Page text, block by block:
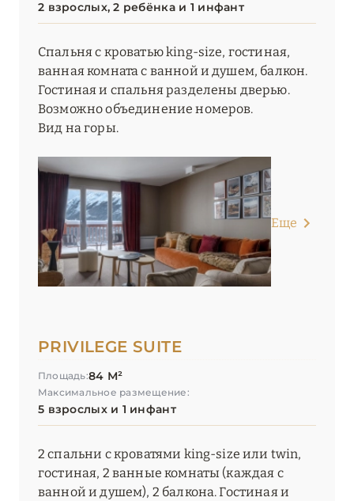
2 взрослых, 2 ребёнка и 1 инфант
Спальня с кроватью king-size, гостиная,
ванная комната с ванной и душем, балкон.
Гостиная и спальня разделены дверью.
Возможно объединение номеров.
Вид на горы.
Еще
PRIVILEGE SUITE
Площадь:84 М²
Максимальное размещение:
5 взрослых и 1 инфант
2 спальни с кроватями king-size или twin,
гостиная, 2 ванные комнаты (каждая с
ванной и душем), 2 балкона. Гостиная и